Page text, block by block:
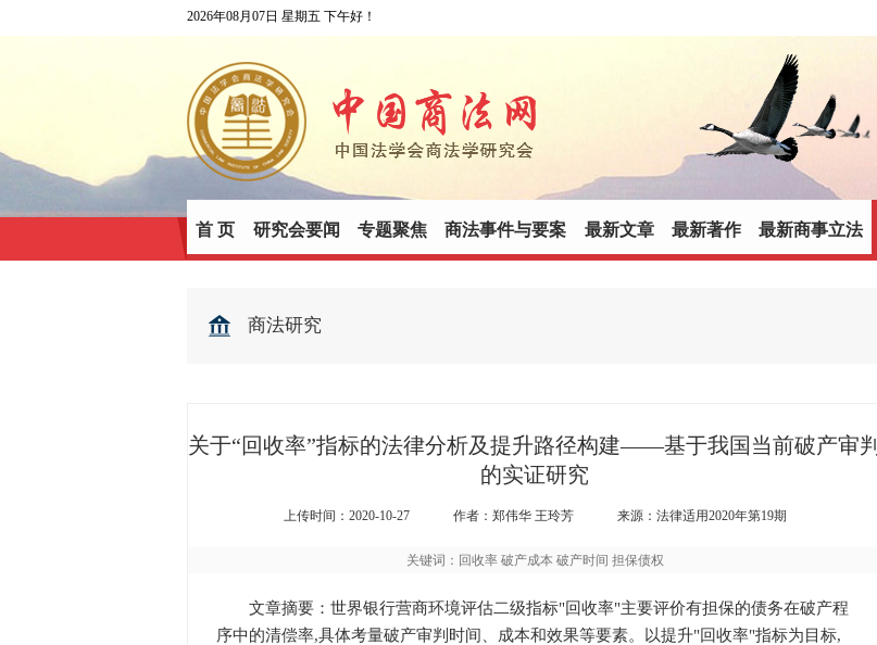
2026年08月07日 星期五 下午好！
首 页 研究会要闻 专题聚焦 商法事件与要案 最新文章 最新著作 最新商事立法
商法研究
关于“回收率”指标的法律分析及提升路径构建——基于我国当前破产审判
的实证研究
上传时间：2020-10-27 作者：郑伟华 王玲芳 来源：法律适用2020年第19期
关键词：回收率 破产成本 破产时间 担保债权
文章摘要：世界银行营商环境评估二级指标"回收率"主要评价有担保的债务在破产程
序中的清偿率,具体考量破产审判时间、成本和效果等要素。以提升"回收率"指标为目标,